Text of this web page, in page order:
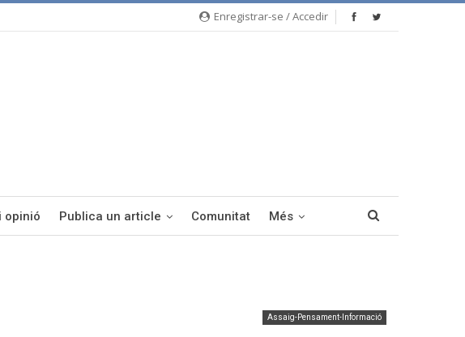
Enregistrar-se / Accedir
opinió Publica un article Comunitat Més
Assaig-Pensament-Informació